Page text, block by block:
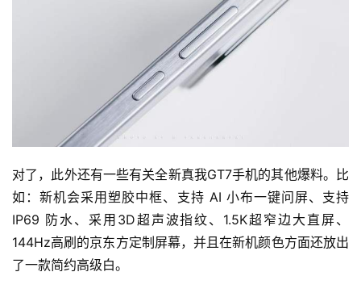
对了，此外还有一些有关全新真我GT7手机的其他爆料。比
如：新机会采用塑胶中框、支持 AI 小布一键问屏、支持
IP69 防水、采用3D超声波指纹、1.5K超窄边大直屏、
144Hz高刷的京东方定制屏幕，并且在新机颜色方面还放出
了一款简约高级白。